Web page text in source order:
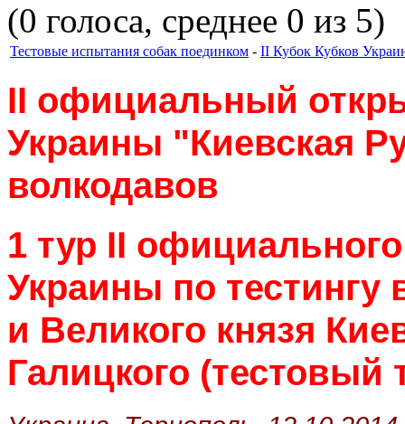
(0 голоса, среднее 0 из 5)
Тестовые испытания собак поединком - II Кубок Кубков
II официальный
Украины "Киевская
волкодавов
1 тур II официального
Украины по
и Великого князя
Галицкого (тестовый